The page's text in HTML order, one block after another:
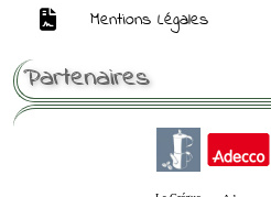
Mentions Légales
Partenaires